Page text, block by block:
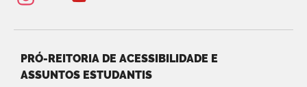
PRÓ-REITORIA DE ACESSIBILIDADE E
ASSUNTOS ESTUDANTIS